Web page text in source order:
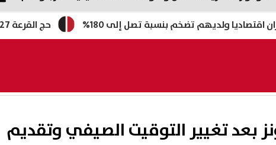
حج القرعة 2027.. تعرف على موعد التقديم والفئات غير المسموح لها بالسفر ولديهم تضخم بنسبة تصل إلى 180%
بعد تغيير التوقيت الصيفي وتقديم